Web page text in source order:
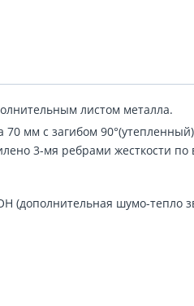
листом металла.
мм с загибом
3-мя ребрами жесткости
шумо-тепло